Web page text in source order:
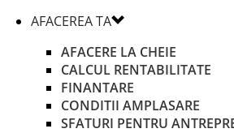
AFACEREA TA
AFACERE LA CHEIE
CALCUL RENTABILITATE
FINANTARE
CONDITII AMPLASARE
SFATURI PENTRU